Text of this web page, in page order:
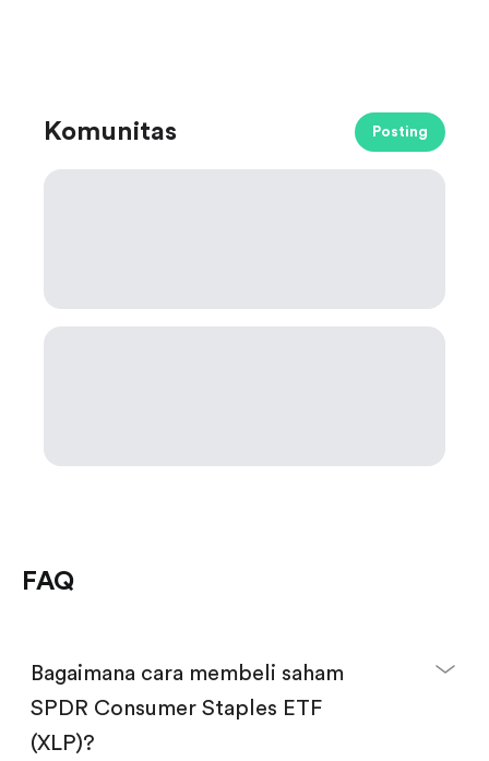
Komunitas Posting
FAQ
Bagaimana cara membeli saham
SPDR Consumer Staples ETF
(XLP)?